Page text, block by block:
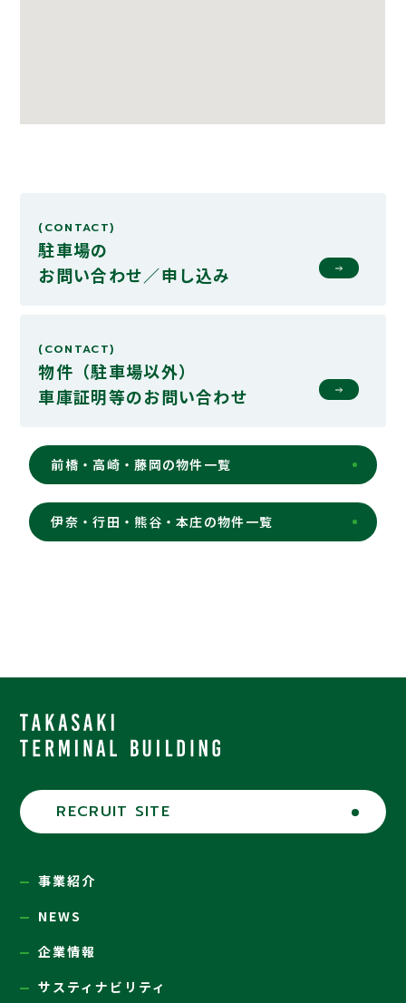
(CONTACT)
駐車場の
お問い合わせ／申し込み
(CONTACT)
物件（駐車場以外）
車庫証明等のお問い合わせ
前橋・高崎・藤岡の物件一覧
伊奈・行田・熊谷・本庄の物件一覧
RECRUIT SITE
事業紹介
NEWS
企業情報
サスティナビリティ